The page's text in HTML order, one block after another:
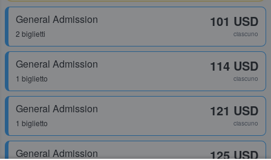
General Admission
2 biglietti
101 USD
ciascuno
General Admission
1 biglietto
114 USD
ciascuno
General Admission
1 biglietto
121 USD
ciascuno
General Admission 125 USD